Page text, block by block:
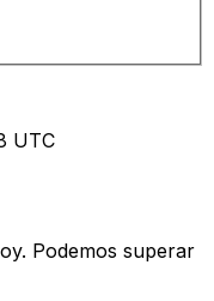
UTC
Podemos superar